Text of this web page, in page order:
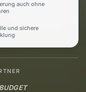
auch ohne
und sichere